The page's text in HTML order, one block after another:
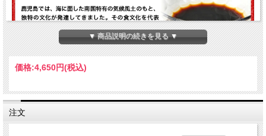
▼ 商品説明の続きを見る ▼
価格:4,650円(税込)
注文